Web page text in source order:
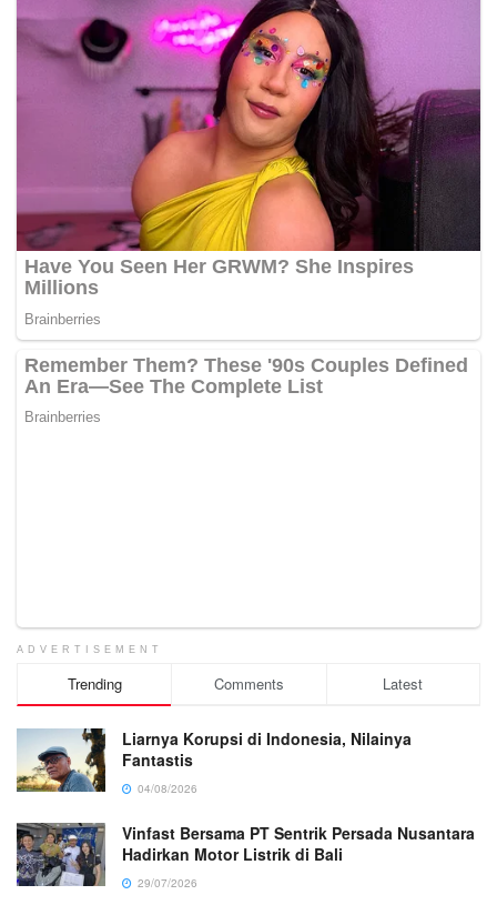
ADVERTISEMENT
Trending Comments Latest
Liarnya Korupsi di Indonesia, Nilainya
Fantastis
04/08/2026
Vinfast Bersama PT Sentrik Persada Nusantara
Hadirkan Motor Listrik di Bali
29/07/2026